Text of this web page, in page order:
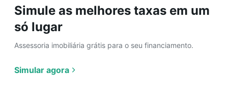
Simule as melhores taxas em um
só lugar
Assessoria imobiliária grátis para o seu financiamento.
Simular agora